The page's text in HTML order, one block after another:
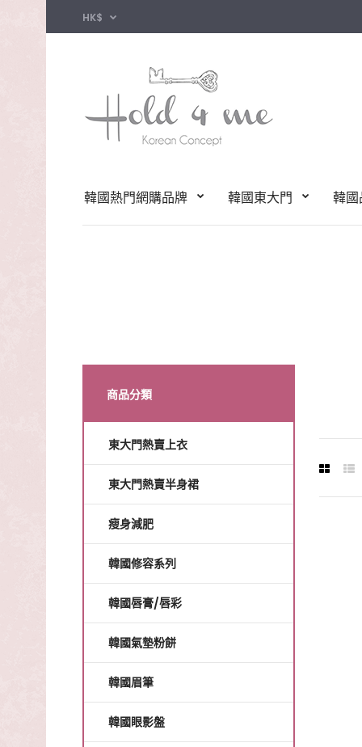
HK$
韓國熱門網購品牌 韓國東大門 韓
商品分類
東大門熱賣上衣
東大門熱賣半身裙
瘦身減肥
韓國修容系列
韓國唇膏/唇彩
韓國氣墊粉餅
韓國眉筆
韓國眼影盤